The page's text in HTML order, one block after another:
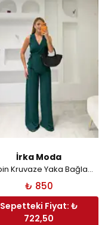
İrka Moda
Ayrobin Kruvaze Yaka Bağlamalı Takım - Yeşil
₺ 850
Sepetteki Fiyat: ₺
722,50